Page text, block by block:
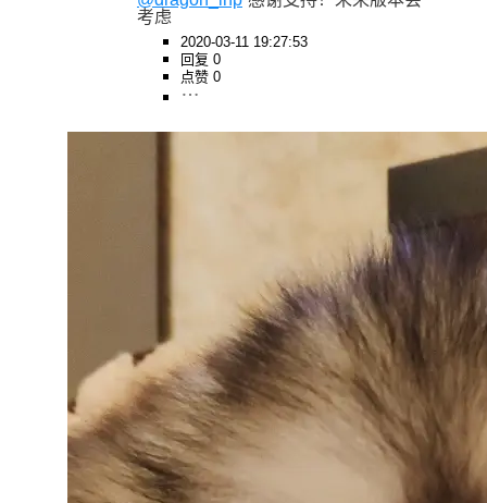
考虑
2020-03-11 19:27:53
回复 0
点赞 0